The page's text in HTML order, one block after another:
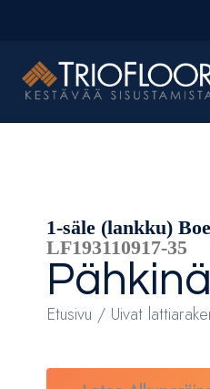
1-säle (lankku)
LF193110917-35
Etusivu / Uivat